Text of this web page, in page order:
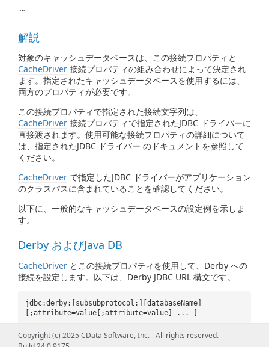
""
解説
対象のキャッシュデータベースは、この接続プロパティと
CacheDriver 接続プロパティの組み合わせによって決定され
ます。指定されたキャッシュデータベースを使用するには、
両方のプロパティが必要です。
この接続プロパティで指定された接続文字列は、
CacheDriver 接続プロパティで指定されたJDBC ドライバーに
直接渡されます。使用可能な接続プロパティの詳細について
は、指定されたJDBC ドライバー のドキュメントを参照して
ください。
CacheDriver で指定したJDBC ドライバーがアプリケーション
のクラスパスに含まれていることを確認してください。
以下に、一般的なキャッシュデータベースの設定例を示しま
す。
Derby およびJava DB
CacheDriver とこの接続プロパティを使用して、Derby への
接続を設定します。以下は、Derby JDBC URL 構文です。
jdbc:derby:[subsubprotocol:][databaseName]
[;attribute=value[;attribute=value] ... ]
例えば、インメモリデータベースにキャッシュするには、以
Copyright (c) 2025 CData Software, Inc. - All rights reserved.